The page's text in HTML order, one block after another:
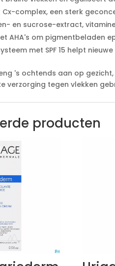
Cx-complex, een sterk
en sucrose-extract,
AHA's om pigmentbeladen
met SPF 15 helpt
's ochtends aan op
verzorging tegen vlekken
producten